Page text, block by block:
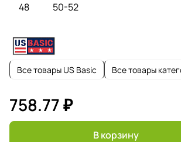
48 50-52
Все товары US Basic Все товары
758.77 ₽
В корзину